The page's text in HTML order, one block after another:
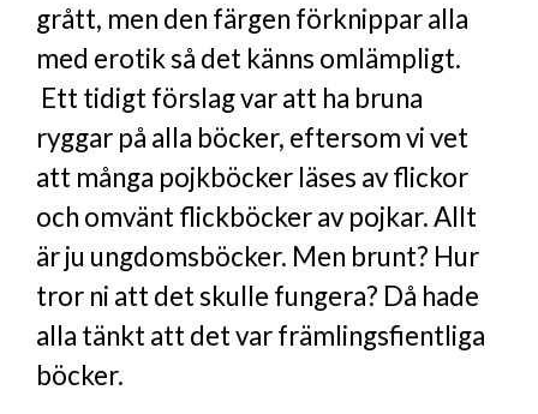
grått, men den färgen förknippar alla
med erotik så det känns omlämpligt.
Ett tidigt förslag var att ha bruna
ryggar på alla böcker, eftersom vi vet
att många pojkböcker läses av flickor
och omvänt flickböcker av pojkar. Allt
är ju ungdomsböcker. Men brunt? Hur
tror ni att det skulle fungera? Då hade
alla tänkt att det var främlingsfientliga
böcker.